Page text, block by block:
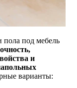
пола под мебель
и
варианты: